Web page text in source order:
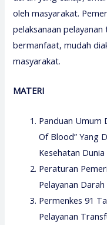
oleh masyarakat.
pelaksanaan
bermanfaat, mudah
masyarakat.
MATERI
Panduan Umum
Of Blood” Yang
Kesehatan Dunia
Peraturan
Pelayanan Darah
Permenkes 91
Pelayanan